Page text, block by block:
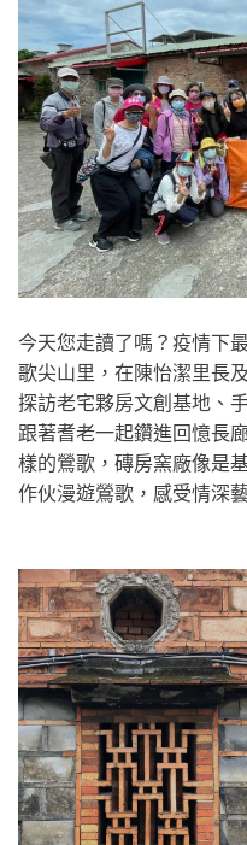
今天您走讀了嗎？疫情下
歌尖山里，在陳怡潔里長
探訪老宅夥房文創基地、
跟著耆老一起鑽進回憶長
樣的鶯歌，磚房窯廠像是
作伙漫遊鶯歌，感受情深